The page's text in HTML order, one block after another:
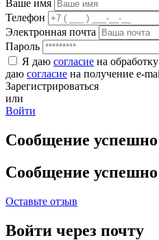
Ваше имя
Телефон
Электронная почта
Пароль
Я даю согласие на
даю согласие на получение e-
Зарегистрироваться
или
Войти
Сообщение успешно
Сообщение успешно
Оставьте отзыв
Войти через почту